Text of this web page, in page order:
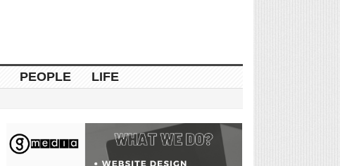
PEOPLE LIFE